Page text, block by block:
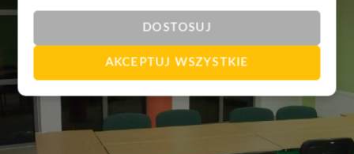
DOSTOSUJ
AKCEPTUJ WSZYSTKIE